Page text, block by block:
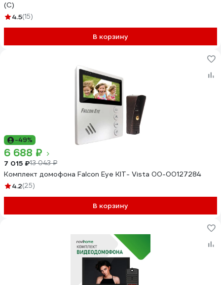
(C)
4.5(15)
В корзину
-49%
6 688 ₽
7 015 ₽13 043 ₽
Комплект домофона Falcon Eye KIT- Vista 00-00127284
4.2(25)
В корзину